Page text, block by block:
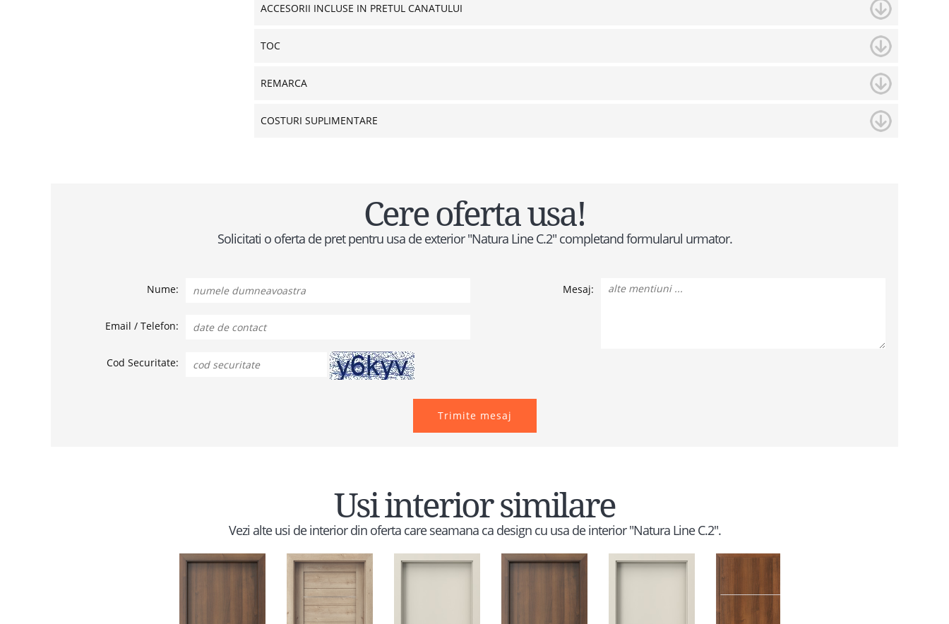
ACCESORII INCLUSE IN PRETUL CANATULUI
TOC
REMARCA
COSTURI SUPLIMENTARE
Cere oferta usa!
Solicitati o oferta de pret pentru usa de exterior "Natura Line C.2" completand formularul urmator.
Nume:
Email / Telefon:
Cod Securitate:
Mesaj:
Trimite mesaj
Usi interior similare
Vezi alte usi de interior din oferta care seamana ca design cu usa de interior "Natura Line C.2".